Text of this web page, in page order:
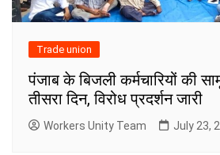
Trade union
पंजाब के बिजली कर्मचारियों की
तीसरा दिन, विरोध प्रदर्शन जारी
Workers Unity Team July 23,